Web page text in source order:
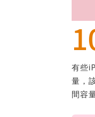
有些
量，
間容